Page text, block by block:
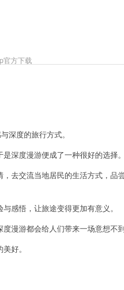
官方下载
度的旅行方式。
度漫游便成了一种很好的选择。
交流当地居民的生活方式，品
感悟，让旅途变得更加有意义。
游都会给人们带来一场意想不到
好。